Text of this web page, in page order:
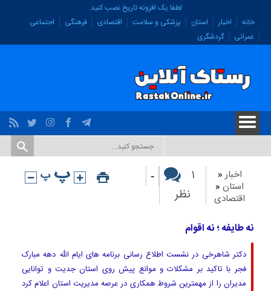
لطفا یک افزونه تاریخ نصب کنید.
خانه
اخبار استان پزشکی و سلامت اقتصادی فرهنگی
اجتماعی
عمرانی
گردشگری
اخبار«
استان «
اقتصادی
۱
نظر
-
نه طایفه ؛ نه اقوام
دکتر شاهرخی در نشست اطلاع رسانی برنامه های ایام الله دهه مبارک
فجر با تاکید بر مشکلات و موانع پیش روی استان جدیت و توانایی
مدیران را از مهمترین شروط همکاری در عرصه مدیریت استان اعلام کرد